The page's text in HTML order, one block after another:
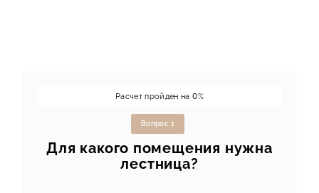
Расчет пройден на0%
Вопрос 1
Для какого помещения нужна
лестница?